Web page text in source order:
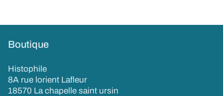
Boutique
Histophile
8A rue lorient Lafleur
18570 La chapelle saint ursin